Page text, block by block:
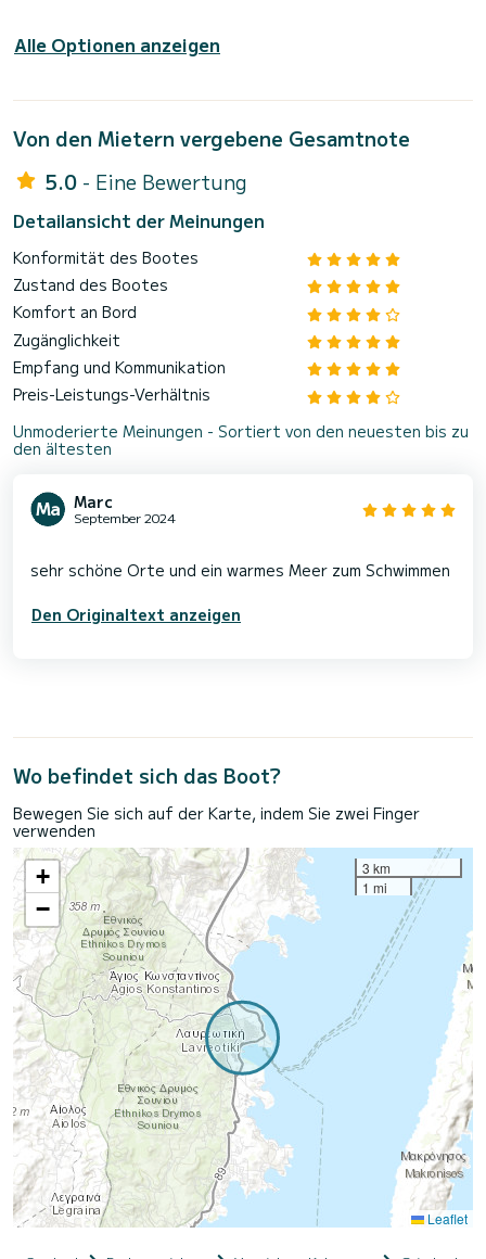
Alle Optionen anzeigen
Von den Mietern vergebene Gesamtnote
5.0 - Eine Bewertung
Detailansicht der Meinungen
Konformität des Bootes
Zustand des Bootes
Komfort an Bord
Zugänglichkeit
Empfang und Kommunikation
Preis-Leistungs-Verhältnis
Unmoderierte Meinungen - Sortiert von den neuesten bis zu
den ältesten
Marc
September 2024
Den Originaltext anzeigen
Wo befindet sich das Boot?
Bewegen Sie sich auf der Karte, indem Sie zwei Finger
verwenden
+
−
3 km
1 mi
Leaflet